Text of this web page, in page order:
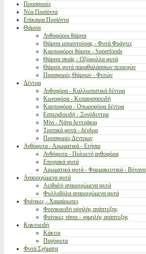
Προσφορές
Νέα Προϊόντα
Επίκαιρα Προϊόντα
Θάμνοι
Ανθοφόροι θάμνοι
Θάμνοι μπορντούρας - Φυτά Φράχτες
Καρποφόροι θάμνοι - Superfoods
Θάμνοι σκιάς - Οξύφυλλα φυτά
Θάμνοι φυτά παραθαλάσσιων περιοχών
Προσφορές Θάμνων - Φυτών
Δέντρα
Ανθοφόρα - Καλλωπιστικά δέντρα
Κωνοφόρα - Κυπαρισσοειδή
Καρποφόρα - Οπωροφόρα δέντρα
Εσπεριδοειδή - Ξυνόδεντρα
Μίνι - Νάνα δεντράκια
Τροπικά φυτά - δένδρα
Προσφορές Δέντρων
Ανθόφυτα - Αρωματικά - Ετήσια
Ανθόφυτα - Πολυετή ανθοφόρα
Εποχιακά φυτά
Αρωματικά φυτά - Φαρμακευτικά - Βότανα
Αναρριχώμενα φυτά
Αειθαλή αναρριχώμενα φυτά
Φυλλοβόλα αναρριχώμενα φυτά
Φοίνικες - Χαμαίρωπες
Φοινικοειδή υψηλής ανάπτυξης
Φοίνικες νάνοι - χαμηλής ανάπτυξης
Κακτοειδή
Κάκτοι
Παχύφυτα
Φυτά Σχήματα